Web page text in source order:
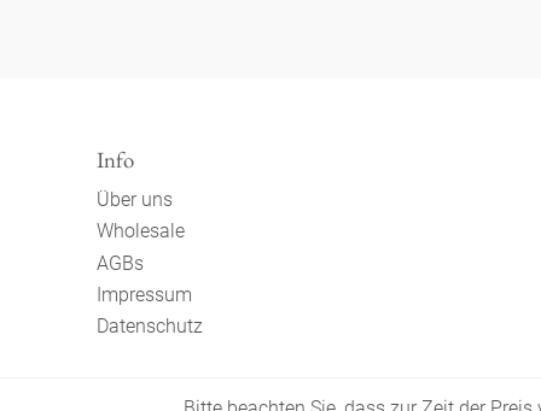
Info
Über uns
Wholesale
AGBs
Impressum
Datenschutz